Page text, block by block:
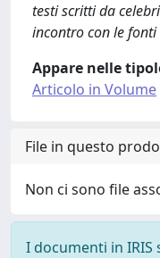
testi scritti da
incontro con le
Appare nelle
Articolo in Volume
File in questo
Non ci sono file
I documenti in